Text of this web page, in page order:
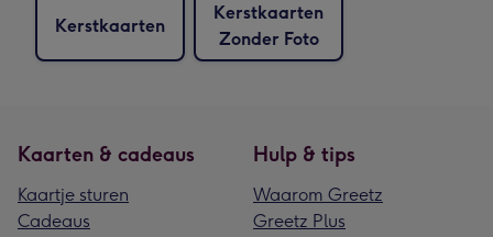
Kerstkaarten
Kerstkaarten
Zonder Foto
Kaarten & cadeaus
Kaartje sturen
Cadeaus
Hulp & tips
Waarom Greetz
Greetz Plus